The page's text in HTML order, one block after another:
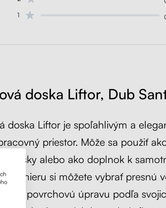
1
doska Liftor, Dub
doska Liftor je spoľahlivým a
priestor. Môže sa použiť
dosky alebo ako doplnok k
na mieru si môžete vybrať presnú
povrchovú úpravu podľa